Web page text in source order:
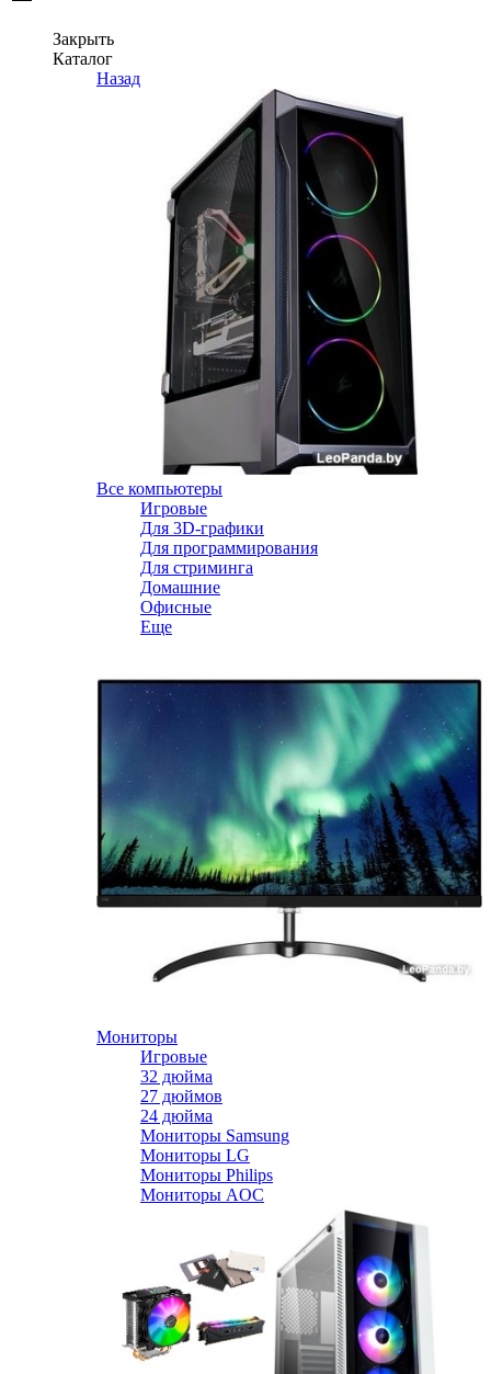
Закрыть
Каталог
Назад
Все компьютеры
Игровые
Для 3D-графики
Для программирования
Для стриминга
Домашние
Офисные
Еще
Мониторы
Игровые
32 дюйма
27 дюймов
24 дюйма
Мониторы Samsung
Мониторы LG
Мониторы Philips
Мониторы AOC